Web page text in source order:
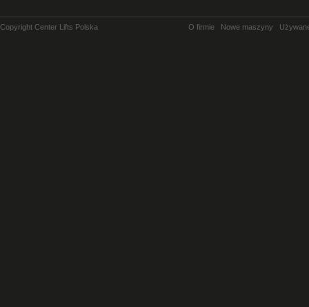
Copyright Center Lifts Polska O firmie Nowe maszyny